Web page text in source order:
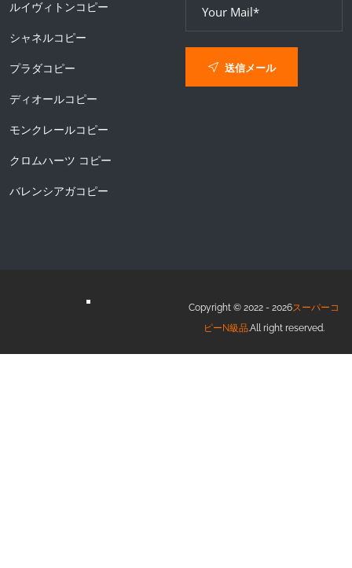
ルイヴィトンコピー
シャネルコピー
プラダコピー
ディオールコピー
モンクレールコピー
クロムハーツ コピー
バレンシアガコピー
送信メール
Copyright © 2022 - 2026スーパーコ
ピーN級品.All right reserved.